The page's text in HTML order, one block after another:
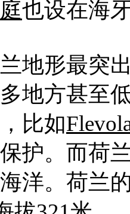
也设在海
地形最突
多地方甚至
比如
护。而荷
洋。荷兰